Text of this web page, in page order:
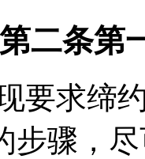
二条第
要求缔
步骤，